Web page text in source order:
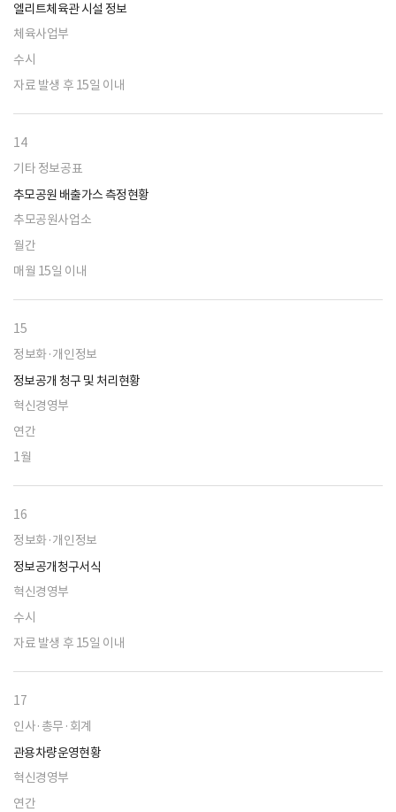
엘리트체육관 시설 정보
체육사업부
수시
자료 발생 후 15일 이내
14
기타 정보공표
추모공원 배출가스 측정현황
추모공원사업소
월간
매월 15일 이내
15
정보화·개인정보
정보공개 청구 및 처리현황
혁신경영부
연간
1월
16
정보화·개인정보
정보공개청구서식
혁신경영부
수시
자료 발생 후 15일 이내
17
인사·총무·회계
관용차량운영현황
혁신경영부
연간